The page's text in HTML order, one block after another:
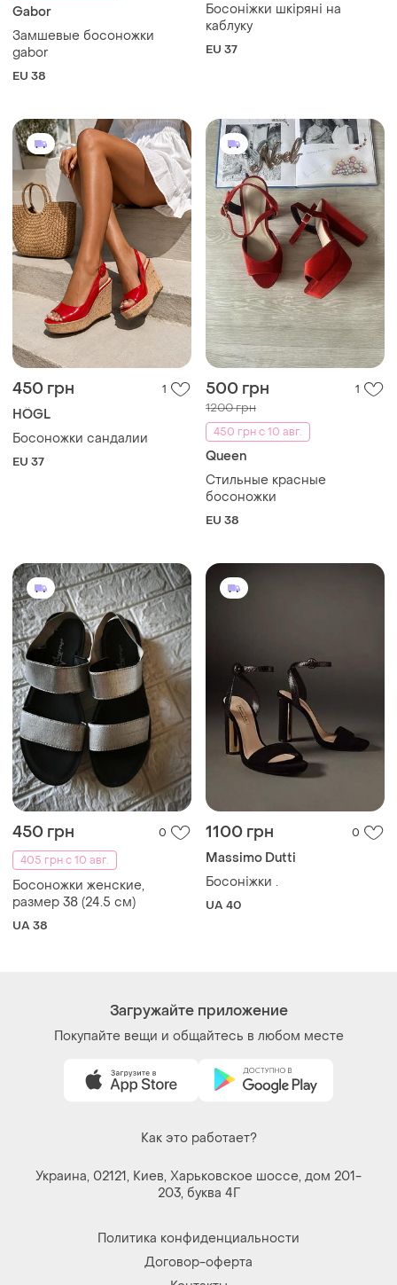
Gabor
Замшевые босоножки
gabor
EU 38
Босоніжки шкіряні на
каблуку
EU 37
450 грн 1
HÖGL
Босоножки сандалии
EU 37
500 грн 1
1200 грн
450 грн с 10 авг.
Queen
Стильные красные
босоножки
EU 38
450 грн
0
405 грн с 10 авг.
Босоножки женские,
размер 38 (24.5 см)
UA 38
1100 грн 0
Massimo Dutti
Босоніжки .
UA 40
Загружайте приложение
Покупайте вещи и общайтесь в любом месте
Как это работает?
Украина, 02121, Киев, Харьковское шоссе, дом 201-
203, буква 4Г
Политика конфиденциальности
Договор-оферта